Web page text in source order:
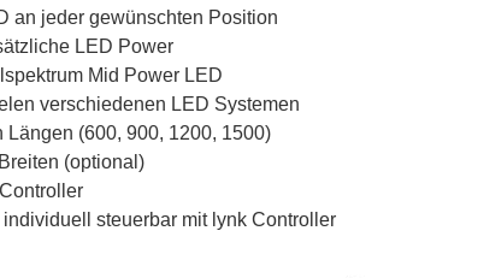
an jeder gewünschten Position
LED Power
Mid Power LED
verschiedenen LED Systemen
(600, 900, 1200, 1500)
(optional)
steuerbar mit lynk Controller